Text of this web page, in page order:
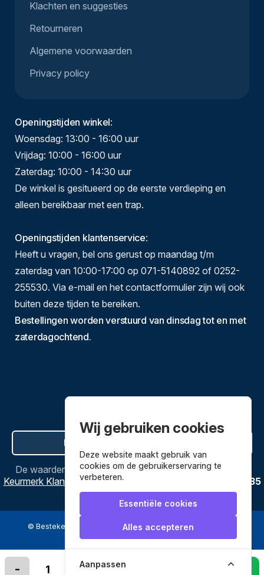
- + In winkelmandje leggen
Klachten en suggesties
Retourneren
Algemene voorwaarden
Privacy policy
Openingstijden winkel:
Woensdag: 13:00 - 16:00 uur
Vrijdag: 10:00 - 16:00 uur
Zaterdag: 10:00 - 14:30 uur
De winkel is gesitueerd op de eerste verdieping en
alleen bereikbaar met een trap.
Openingstijden klantenservice:
Heeft u vragen, bel ons gerust op maandag t/m
zaterdag van 10:00-17:00 op 071-5140892 of 0252-
255530. Via e-mail en het contactformulier zijn wij ook
buiten deze tijden te bereiken.
Bestellingen worden verstuurd van dinsdag tot en met
zaterdagochtend.
Hier de overeenkomst ontbinden
De waardering vanBestekenpannen.nlbijWebwinkel
Keurmerk Klantbeoordelingen
3635
reviews.
© Bestekenpannen.nl 2026 een webshop van
Wij gebruiken cookies
Deze website maakt gebruik van
cookies om de gebruikerservaring te
verbeteren.
Essentiële cookies
Alles accepteren
Aanpassen